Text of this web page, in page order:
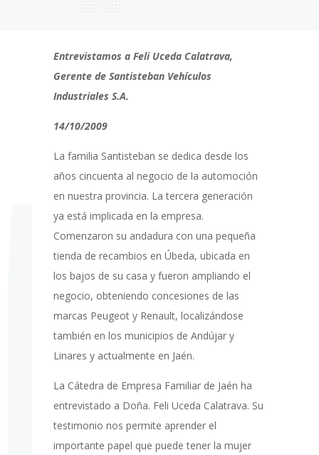
Entrevistamos a Feli Uceda Calatrava,
Gerente de Santisteban Vehículos
Industriales S.A.
14/10/2009
La familia Santisteban se dedica desde los
años cincuenta al negocio de la automoción
en nuestra provincia. La tercera generación
ya está implicada en la empresa.
Comenzaron su andadura con una pequeña
tienda de recambios en Úbeda, ubicada en
los bajos de su casa y fueron ampliando el
negocio, obteniendo concesiones de las
marcas Peugeot y Renault, localizándose
también en los municipios de Andújar y
Linares y actualmente en Jaén.
La Cátedra de Empresa Familiar de Jaén ha
entrevistado a Doña. Feli Uceda Calatrava. Su
testimonio nos permite aprender el
importante papel que puede tener la mujer